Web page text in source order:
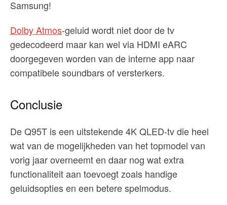
Samsung!
Dolby Atmos-geluid wordt niet door de tv
gedecodeerd maar kan wel via HDMI eARC
doorgegeven worden van de interne app naar
compatibele soundbars of versterkers.
Conclusie
De Q95T is een uitstekende 4K QLED-tv die heel
wat van de mogelijkheden van het topmodel van
vorig jaar overneemt en daar nog wat extra
functionaliteit aan toevoegt zoals handige
geluidsopties en een betere spelmodus.